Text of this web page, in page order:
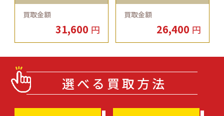
買取金額
31,600 円
買取金額
26,400 円
選べる買取方法